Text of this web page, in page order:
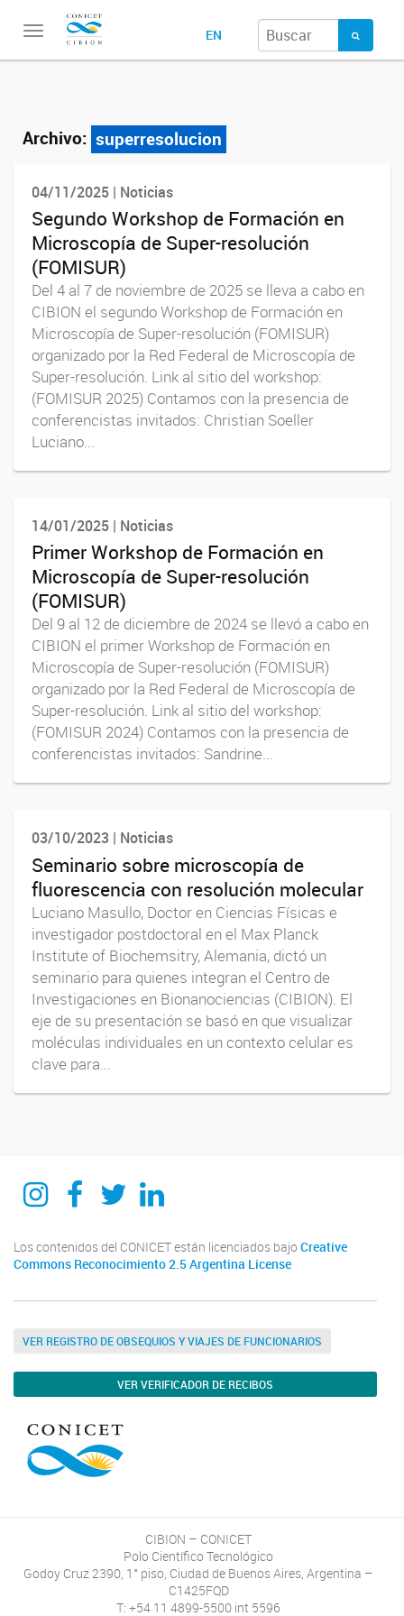
Toggle
EN
Archivo: superresolucion
04/11/2025 | Noticias
Segundo Workshop de Formación en
Microscopía de Super-resolución
(FOMISUR)
Del 4 al 7 de noviembre de 2025 se lleva a cabo en
CIBION el segundo Workshop de Formación en
Microscopía de Super-resolución (FOMISUR)
organizado por la Red Federal de Microscopía de
Super-resolución. Link al sitio del workshop:
(FOMISUR 2025) Contamos con la presencia de
conferencistas invitados: Christian Soeller
Luciano...
14/01/2025 | Noticias
Primer Workshop de Formación en
Microscopía de Super-resolución
(FOMISUR)
Del 9 al 12 de diciembre de 2024 se llevó a cabo en
CIBION el primer Workshop de Formación en
Microscopía de Super-resolución (FOMISUR)
organizado por la Red Federal de Microscopía de
Super-resolución. Link al sitio del workshop:
(FOMISUR 2024) Contamos con la presencia de
conferencistas invitados: Sandrine...
03/10/2023 | Noticias
Seminario sobre microscopía de
fluorescencia con resolución molecular
Luciano Masullo, Doctor en Ciencias Físicas e
investigador postdoctoral en el Max Planck
Institute of Biochemsitry, Alemania, dictó un
seminario para quienes integran el Centro de
Investigaciones en Bionanociencias (CIBION). El
eje de su presentación se basó en que visualizar
moléculas individuales en un contexto celular es
clave para...
Instagram
Facebook
TwitterLinkedin
Los contenidos del CONICET están licenciados bajo Creative
Commons Reconocimiento 2.5 Argentina License
VER REGISTRO DE OBSEQUIOS Y VIAJES DE FUNCIONARIOS
VER VERIFICADOR DE RECIBOS
CIBION – CONICET
Polo Científico Tecnológico
Godoy Cruz 2390, 1° piso, Ciudad de Buenos Aires, Argentina –
C1425FQD
T: +54 11 4899-5500 int 5596